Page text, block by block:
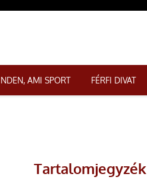
AMI SPORT FÉRFI DIVAT
Tartalomjegyzék